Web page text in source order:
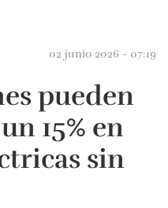
02 junio 2026 - 07:19
pueden
15% en
sin